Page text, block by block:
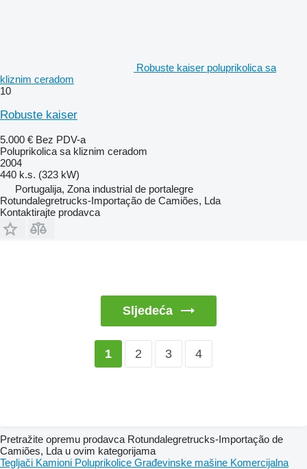
Robuste kaiser poluprikolica sa
kliznim ceradom
10
Robuste kaiser
5.000 € Bez PDV-a
Poluprikolica sa kliznim ceradom
2004
440 k.s. (323 kW)
Portugalija, Zona industrial de portalegre
Rotundalegretrucks-Importação de Camiões, Lda
Kontaktirajte prodavca
Sljedeća
1 2 3 4
Pretražite opremu prodavca Rotundalegretrucks-Importação de
Camiões, Lda u ovim kategorijama
Tegljači Kamioni Poluprikolice Građevinske mašine Komercijalna